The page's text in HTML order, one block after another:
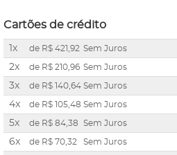
Cartões de crédito
1x de R$ 421,92 Sem Juros
2x de R$ 210,96 Sem Juros
3x de R$ 140,64 Sem Juros
4x de R$ 105,48 Sem Juros
5x de R$ 84,38 Sem Juros
6x de R$ 70,32 Sem Juros